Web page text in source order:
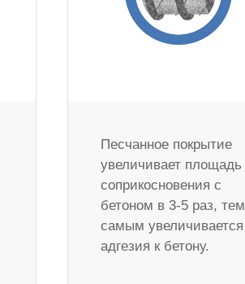
Песчанное покрытие
увеличивает площадь
соприкосновения с
бетоном в 3-5 раз, тем
самым увеличивается
адгезия к бетону.